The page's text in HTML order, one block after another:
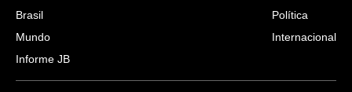
Brasil
Mundo
Informe JB
Política
Internacional